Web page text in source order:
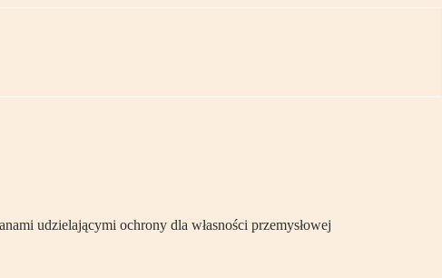
udzielającymi ochrony dla własności przemysłowej